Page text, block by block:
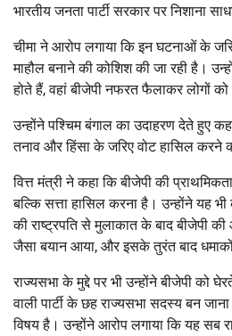
भारतीय जनता पार्टीसरकार पर निशाना
चीमा ने आरोप लगाया कि इन घटनाओं के
माहौल बनाने की कोशिश की जा रही है।
होते हैं, वहां बीजेपी नफरत फैलाकर लोगों को
उन्होंनेपश्चिम बंगालका उदाहरण देते हुए
तनाव और हिंसा के जरिए वोट हासिल करने
वित्त मंत्री ने कहा कि बीजेपी की
बल्कि सत्ता हासिल करना है। उन्होंने यह
की राष्ट्रपति से मुलाकात के बाद बीजेपी
जैसा बयान आया, और इसके तुरंत बाद
राज्यसभा के मुद्दे पर भी उन्होंने बीजेपी को
वाली पार्टी के छह राज्यसभा सदस्य बन
विषय है। उन्होंने आरोप लगाया कि यह सब